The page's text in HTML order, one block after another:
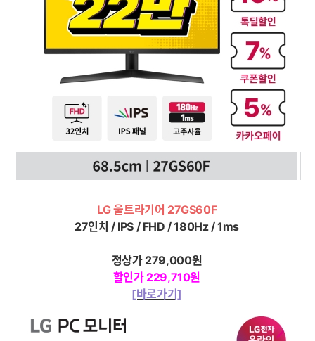
LG 울트라기어 27GS60F
27인치 / IPS / FHD / 180Hz / 1ms
정상가 279,000원
할인가 229,710원
[바로가기]